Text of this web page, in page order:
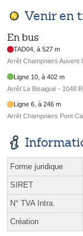
Venir en
En bus
TAD04, à 527 m
Arrêt Champniers Auvent
Ligne 10, à 402 m
Arrêt La Bisaiguë - 1048
Ligne 6, à 246 m
Arrêt Champniers Pont
Forme juridique
SIRET
N° TVA Intra.
Création